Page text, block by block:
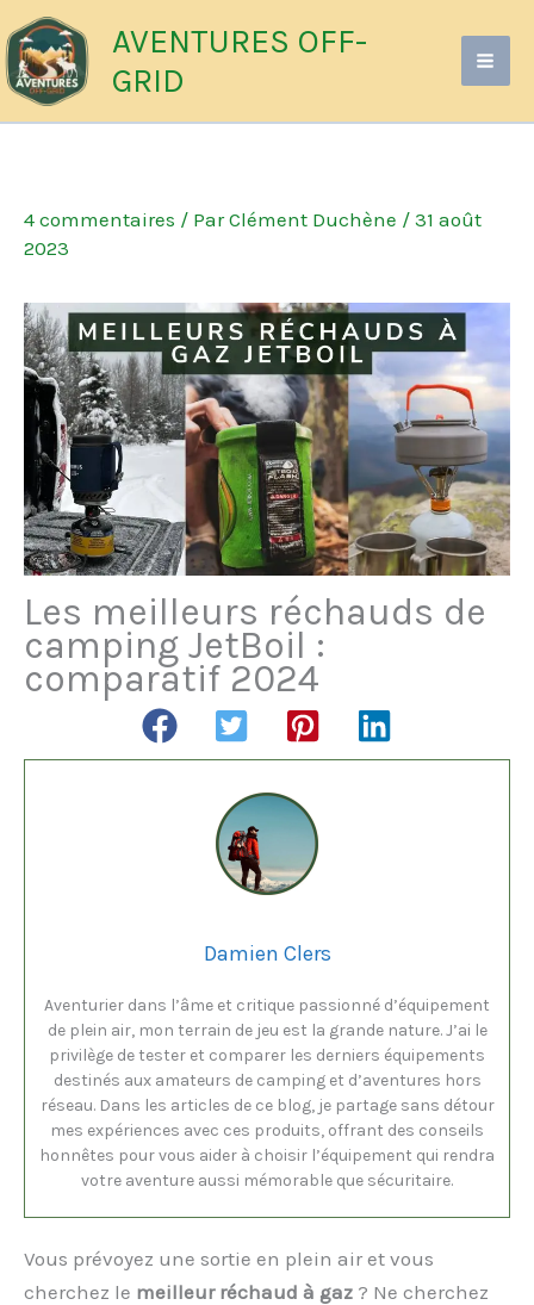
Aller
au
contenu
AVENTURES OFF-
GRID
4 commentaires / ParClément Duchène / 31 août
2023
Les meilleurs réchauds de
camping JetBoil :
comparatif 2024
Damien Clers
Aventurier dans l’âme et critique passionné d’équipement
de plein air, mon terrain de jeu est la grande nature. J’ai le
privilège de tester et comparer les derniers équipements
destinés aux amateurs de camping et d’aventures hors
réseau. Dans les articles de ce blog, je partage sans détour
mes expériences avec ces produits, offrant des conseils
honnêtes pour vous aider à choisir l’équipement qui rendra
votre aventure aussi mémorable que sécuritaire.
Vous prévoyez une sortie en plein air et vous
cherchez le meilleur réchaud à gaz ? Ne cherchez